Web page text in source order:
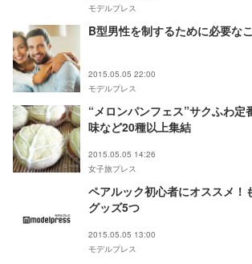
モデルプレス
B型男性を制するために必要な
2015.05.05 22:00
モデルプレス
“メロンパンフェス”サクふわ定
味など20種以上集結
2015.05.05 14:26
女子旅プレス
ペアルック初心者にオススメ！
グッズ5つ
2015.05.05 13:00
モデルプレス